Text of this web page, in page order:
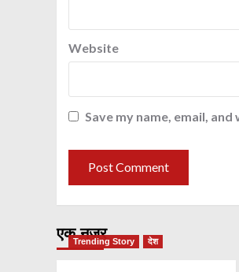
Website
Save my name, email,
एक नज़र
Trending Story देश